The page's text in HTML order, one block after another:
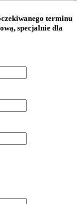
terminu
specjalnie dla